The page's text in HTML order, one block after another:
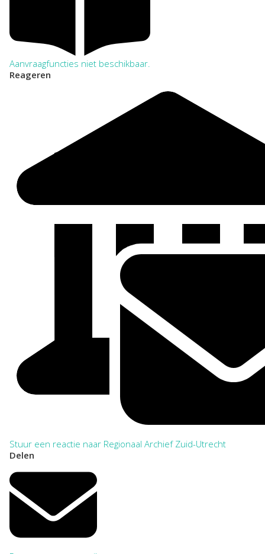
Aanvraagfuncties niet beschikbaar.
Reageren
Stuur een reactie naar Regionaal Archief Zuid-Utrecht
Delen